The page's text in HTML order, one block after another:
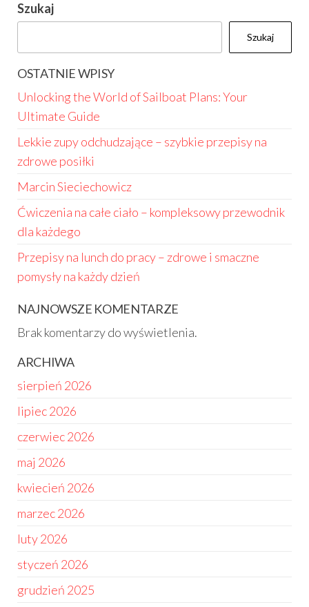
Szukaj
Szukaj
OSTATNIE WPISY
Unlocking the World of Sailboat Plans: Your
Ultimate Guide
Lekkie zupy odchudzające – szybkie przepisy na
zdrowe posiłki
Marcin Sieciechowicz
Ćwiczenia na całe ciało – kompleksowy przewodnik
dla każdego
Przepisy na lunch do pracy – zdrowe i smaczne
pomysły na każdy dzień
NAJNOWSZE KOMENTARZE
Brak komentarzy do wyświetlenia.
ARCHIWA
sierpień 2026
lipiec 2026
czerwiec 2026
maj 2026
kwiecień 2026
marzec 2026
luty 2026
styczeń 2026
grudzień 2025